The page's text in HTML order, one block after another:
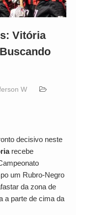
Vitória
W
decisivo neste
recebe
um Rubro-Negro
da zona de
a parte de cima da